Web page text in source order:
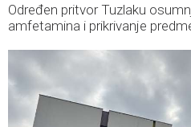
Određen pritvor Tuzlaku
amfetamina i prikrivanje